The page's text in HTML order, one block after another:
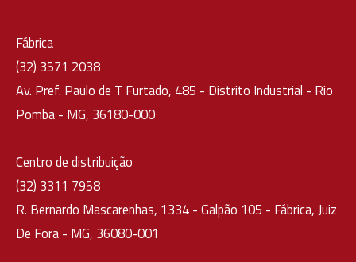
Fábrica
(32) 3571 2038
Av. Pref. Paulo de T Furtado, 485 - Distrito Industrial - Rio
Pomba - MG, 36180-000
Centro de distribuição
(32) 3311 7958
R. Bernardo Mascarenhas, 1334 - Galpão 105 - Fábrica, Juiz
De Fora - MG, 36080-001